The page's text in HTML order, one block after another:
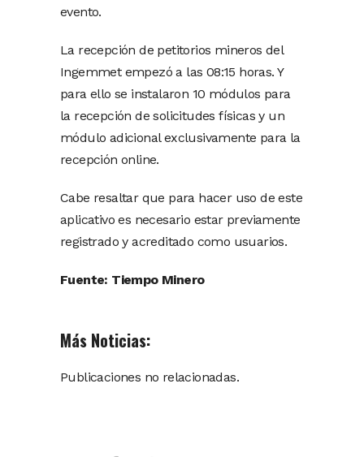
evento.
La recepción de petitorios mineros del
Ingemmet empezó a las 08:15 horas. Y
para ello se instalaron 10 módulos para
la recepción de solicitudes físicas y un
módulo adicional exclusivamente para la
recepción online.
Cabe resaltar que para hacer uso de este
aplicativo es necesario estar previamente
registrado y acreditado como usuarios.
Fuente: Tiempo Minero
Más Noticias:
Publicaciones no relacionadas.